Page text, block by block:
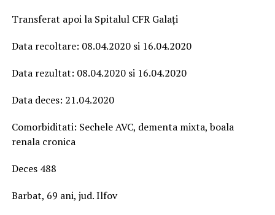
Transferat apoi la Spitalul CFR Galați
Data recoltare: 08.04.2020 si 16.04.2020
Data rezultat: 08.04.2020 si 16.04.2020
Data deces: 21.04.2020
Comorbiditati: Sechele AVC, dementa mixta, boala
renala cronica
Deces 488
Barbat, 69 ani, jud. Ilfov